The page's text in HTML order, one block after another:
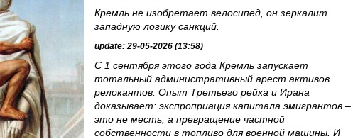
Кремль не изобретает велосипед, он зеркалит
западную логику санкций.
update: 29-05-2026 (13:58)
С 1 сентября этого года Кремль запускает
тотальный административный арест активов
релокантов. Опыт Третьего рейха и Ирана
доказывает: экспроприация капитала эмигрантов –
это не месть, а превращение частной
собственности в топливо для военной машины. И